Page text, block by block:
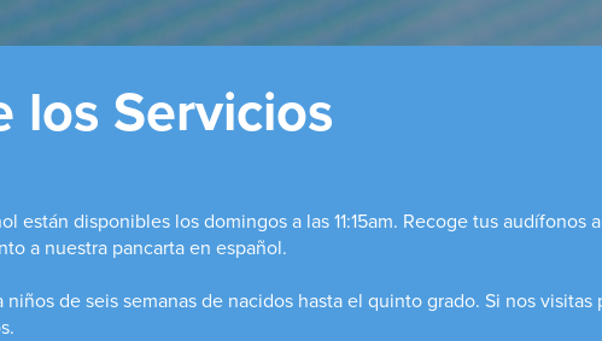
los Servicios
están disponibles los domingos a las 11:15am. Recoge tus
a nuestra pancarta en español.
de seis semanas de nacidos hasta el quinto grado. Si nos